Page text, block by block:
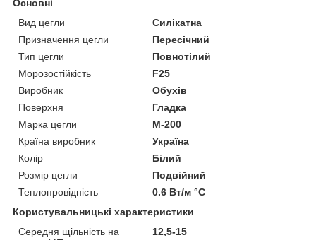
Основні
Вид цегли
Силікатна
Призначення цегли
Пересічний
Тип цегли
Повнотілий
Морозостійкість
F25
Виробник
Обухів
Поверхня
Гладка
Марка цегли
М-200
Країна виробник
Україна
Колір
Білий
Розмір цегли
Подвійний
Теплопровідність
0.6 Вт/м °С
Користувальницькі характеристики
Середня щільність на
12,5-15